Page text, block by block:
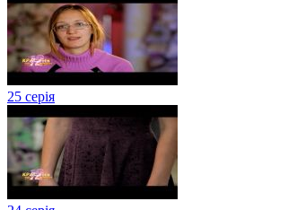
25 серія